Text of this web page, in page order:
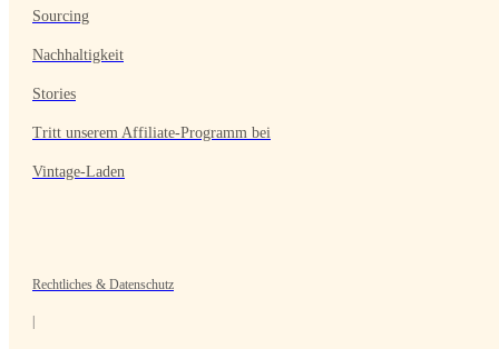
Sourcing
Nachhaltigkeit
Stories
Tritt unserem Affiliate-Programm bei
Vintage-Laden
Rechtliches & Datenschutz